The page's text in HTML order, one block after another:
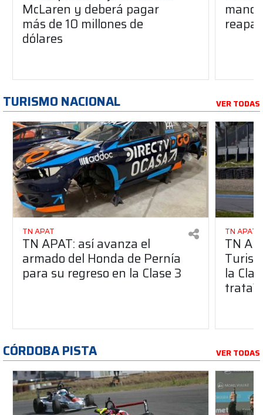
McLaren y deberá pagar
más de 10 millones de
dólares
TURISMO NACIONAL VER TODAS
TN APAT
TN APAT: así avanza el
armado del Honda de Pernía
para su regreso en la Clase 3
TN APAT
TN
la
trata?
CÓRDOBA PISTA VER TODAS